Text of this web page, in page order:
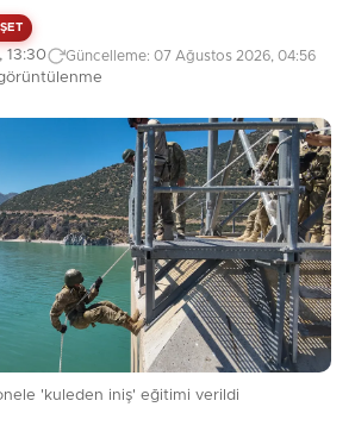
13:30 Güncelleme: 07 Ağustos 2026, 04:56
'kuleden iniş' eğitimi verildi